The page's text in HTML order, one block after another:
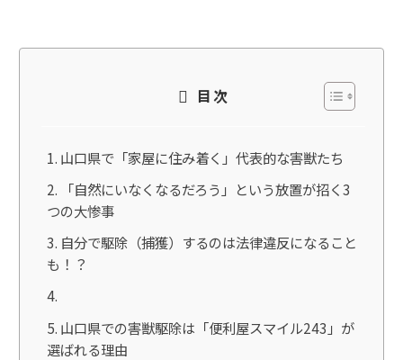
目次
山口県で「家屋に住み着く」代表的な害獣たち
「自然にいなくなるだろう」という放置が招く3
つの大惨事
自分で駆除（捕獲）するのは法律違反になること
も！？
山口県での害獣駆除は「便利屋スマイル243」が
選ばれる理由